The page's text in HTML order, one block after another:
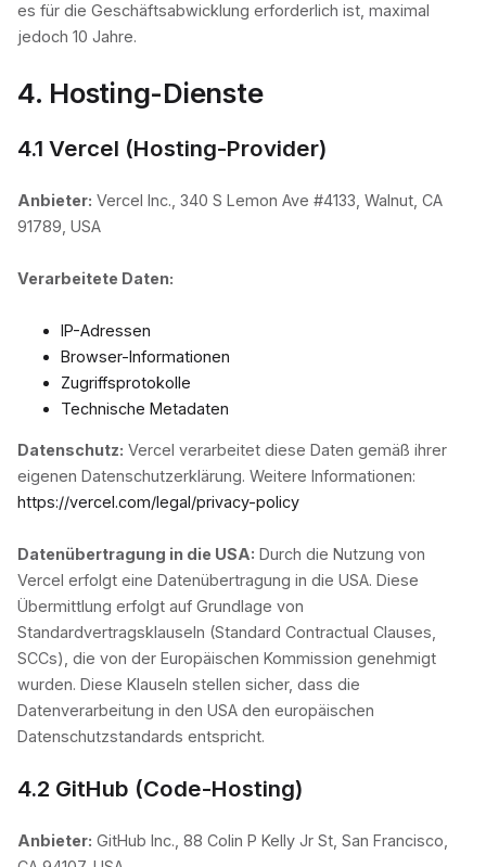
es für die Geschäftsabwicklung erforderlich ist, maximal
jedoch 10 Jahre.
4. Hosting-Dienste
4.1 Vercel (Hosting-Provider)
Anbieter: Vercel Inc., 340 S Lemon Ave #4133, Walnut, CA
91789, USA
Verarbeitete Daten:
IP-Adressen
Browser-Informationen
Zugriffsprotokolle
Technische Metadaten
Datenschutz: Vercel verarbeitet diese Daten gemäß ihrer
eigenen Datenschutzerklärung. Weitere Informationen:
https://vercel.com/legal/privacy-policy
Datenübertragung in die USA: Durch die Nutzung von
Vercel erfolgt eine Datenübertragung in die USA. Diese
Übermittlung erfolgt auf Grundlage von
Standardvertragsklauseln (Standard Contractual Clauses,
SCCs), die von der Europäischen Kommission genehmigt
wurden. Diese Klauseln stellen sicher, dass die
Datenverarbeitung in den USA den europäischen
Datenschutzstandards entspricht.
4.2 GitHub (Code-Hosting)
Anbieter: GitHub Inc., 88 Colin P Kelly Jr St, San Francisco,